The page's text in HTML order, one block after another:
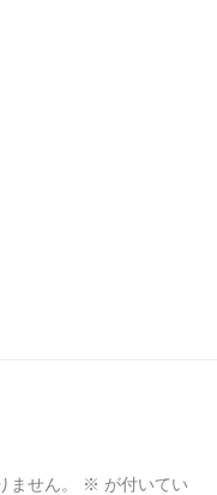
せん。 ※ が付いてい